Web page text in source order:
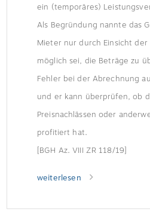
ein (temporäres)
Als Begründung nannte das
Mieter nur durch Einsicht
möglich sei, die Beträge zu
Fehler bei der Abrechnung
und er kann überprüfen, ob
Preisnachlässen oder
profitiert hat.
[BGH Az. VIII ZR 118/19]
weiterlesen